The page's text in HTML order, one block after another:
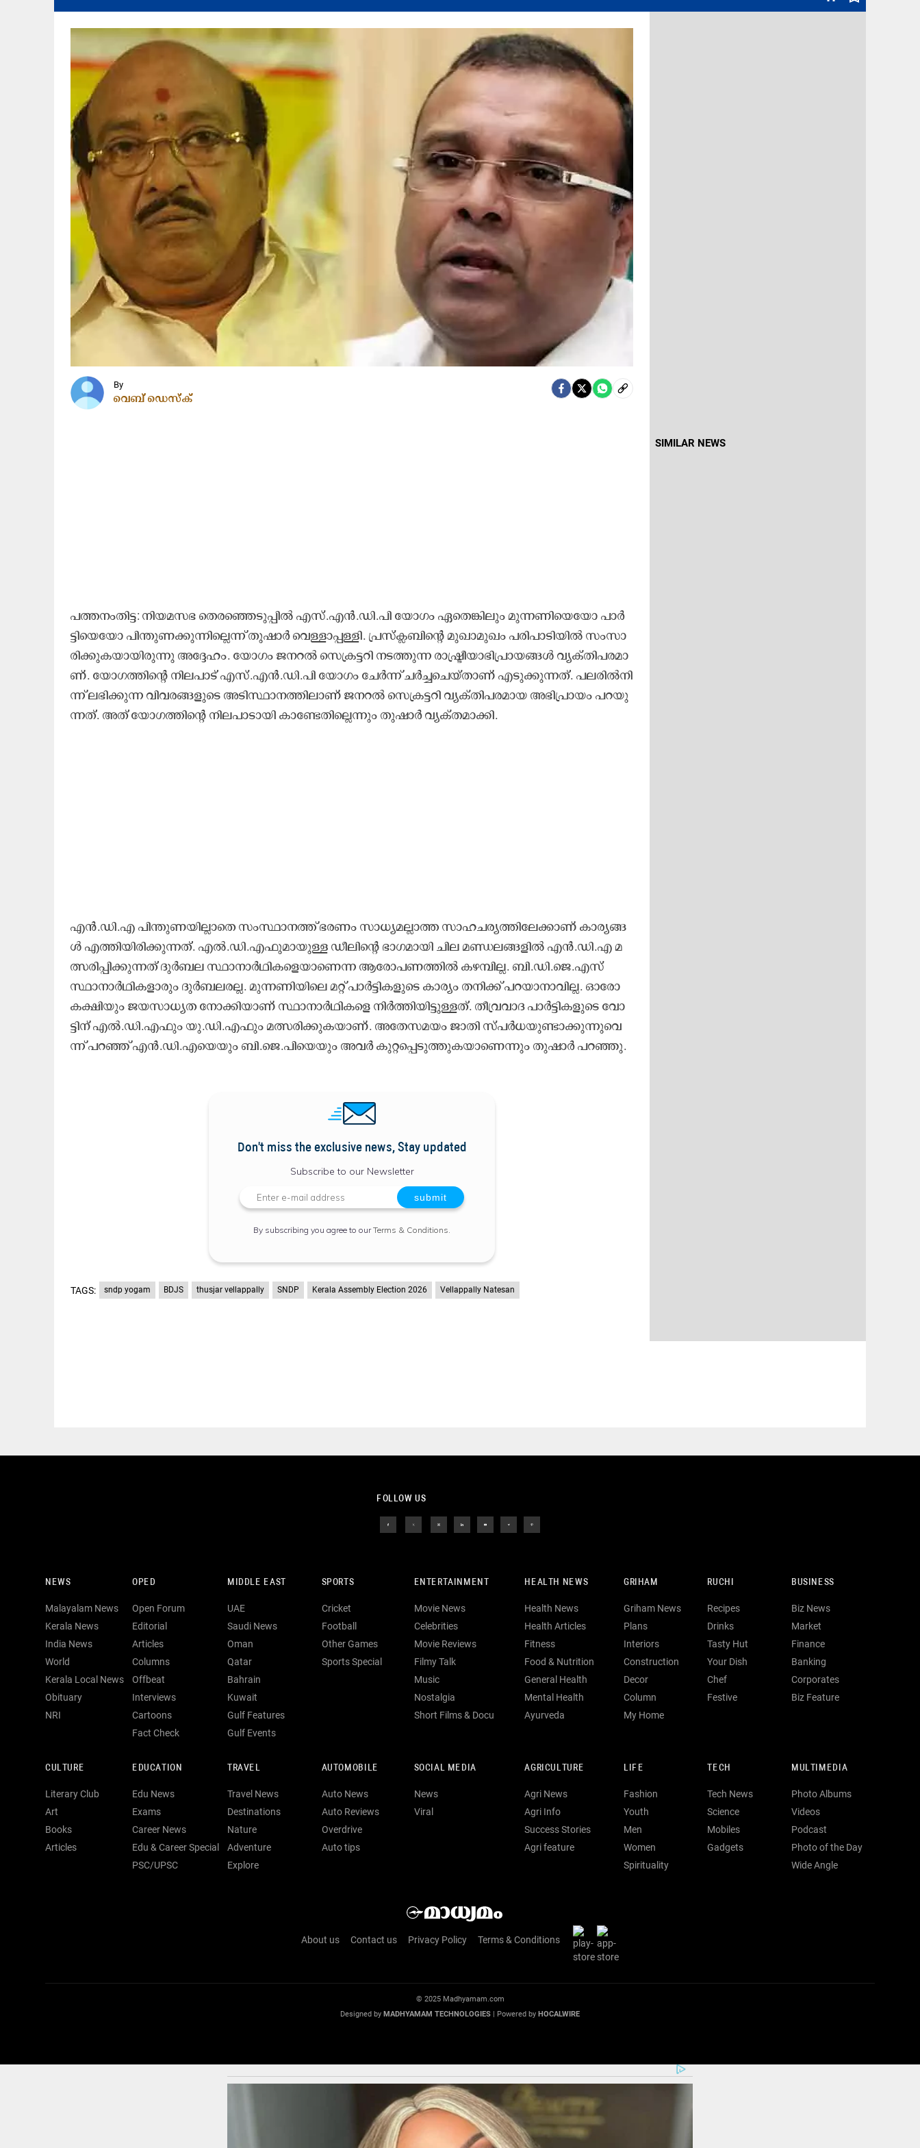
By
വെബ് ഡെസ്ക്
പ​ത്ത​നം​തി​ട്ട: നി​യ​മ​സ​ഭ തെ​ര​ഞ്ഞെ​ടു​പ്പി​ൽ എ​സ്.​എ​ൻ.​ഡി.​പി യോ​ഗം ഏ​തെ​ങ്കി​ലും മു​ന്ന​ണി​യെ​യോ പാ​ർ​
ട്ടി​യെ​യോ പി​ന്തു​ണ​ക്കു​ന്നി​ല്ലെ​ന്ന്​ തു​ഷാ​ർ വെ​ള്ളാ​പ്പ​ള്ളി. പ്ര​സ്​​ക്ല​ബി​ന്‍റെ മു​ഖാ​മു​ഖം പ​രി​പാ​ടി​യി​ൽ സം​സാ​
രി​ക്കു​ക​യാ​യി​രു​ന്നു അ​ദ്ദേ​ഹം. യോ​ഗം ജ​ന​റ​ൽ സെ​ക്ര​ട്ട​റി ന​ട​ത്തു​ന്ന രാ​ഷ്ട്രീ​യാ​ഭി​പ്രാ​യ​ങ്ങ​ൾ വ്യ​ക്​​തി​പ​ര​മാ​
ണ്. യോ​ഗ​ത്തി​ന്‍റെ നി​ല​പാ​ട്​ എ​സ്.​എ​ൻ.​ഡി.​പി യോ​ഗം ചേ​ർ​ന്ന്​ ച​ർ​ച്ച​ചെ​യ്താ​ണ്​ എ​ടു​ക്കു​ന്ന​ത്. പ​ല​രി​ൽ​നി​
ന്ന്​ ല​ഭി​ക്കു​ന്ന വി​വ​ര​ങ്ങ​ളു​ടെ അ​ടി​സ്ഥാ​ന​ത്തി​ലാ​ണ്​ ജ​ന​റ​ൽ സെ​ക്ര​ട്ട​റി വ്യ​ക്​​തി​പ​ര​മാ​യ അ​ഭി​പ്രാ​യം പ​റ​യു​
ന്ന​ത്. അ​ത് യോ​ഗ​ത്തി​ന്റെ നി​ല​പാ​ടാ​യി കാ​ണ്ടേ​തി​ല്ലെ​ന്നും തു​ഷാ​ർ വ്യ​ക്​​ത​മാ​ക്കി.
എ​ൻ.​ഡി.​എ പി​ന്തു​ണ​യി​ല്ലാ​തെ സം​സ്ഥാ​ന​ത്ത്​ ഭ​ര​ണം സാ​ധ്യ​മ​ല്ലാ​ത്ത സാ​ഹ​ച​ര്യ​ത്തി​ലേ​ക്കാ​ണ്​ കാ​ര്യ​ങ്ങ​
ൾ എ​ത്തി​യി​രി​ക്കു​ന്ന​ത്. എ​ൽ.​ഡി.​എ​ഫു​മാ​യു​ള്ള ഡീ​ലി​ന്‍റെ ഭാ​ഗ​മാ​യി ചി​ല മ​ണ്ഡ​ല​ങ്ങ​ളി​ൽ എ​ൻ.​ഡി.​എ മ​
ത്സ​രി​പ്പി​ക്കു​ന്ന​ത്​ ദു​ർ​ബ​ല സ്ഥാ​നാ​ർ​ഥി​ക​ളെ​യാ​ണെ​ന്ന ആ​രോ​പ​ണ​ത്തി​ൽ ക​ഴ​മ്പി​ല്ല. ബി.​ഡി.​ജെ.​എ​സ്​
സ്ഥാ​നാ​ർ​ഥി​ക​ളാ​രും ദു​ർ​ബ​ല​ര​ല്ല. മു​ന്ന​ണി​യി​ലെ മ​റ്റ്​ പാ​ർ​ട്ടി​ക​ളു​ടെ കാ​ര്യം ത​നി​ക്ക്​ പ​റ​യാ​നാ​വി​ല്ല. ഓ​രോ
ക​ക്ഷി​യും ജ​യ​സാ​ധ്യ​ത നോ​ക്കി​യാ​ണ്​​ സ്ഥാ​നാ​ർ​ഥി​ക​ളെ നി​ർ​ത്തി​യി​ട്ടു​ള്ള​ത്. തീ​വ്ര​വാ​ദ പാ​ർ​ട്ടി​ക​ളു​ടെ വോ​
ട്ടി​ന്​ എ​ൽ.​ഡി.​എ​ഫും യു.​ഡി.​എ​ഫും മ​ത്സ​രി​ക്കു​ക​യാ​ണ്. അ​തേ​സ​മ​യം ജാ​തി സ്പ​ർ​ധ​യു​ണ്ടാ​ക്കു​ന്നു​വെ​
ന്ന്​ പ​റ​ഞ്ഞ്​ എ​ൻ.​ഡി.​എ​യെ​യും ബി.​ജെ.​പി​യെ​യും അ​വ​ർ കു​റ്റ​പ്പെ​ടു​ത്തു​ക​യാ​ണെ​ന്നും തു​ഷാ​ർ പ​റ​ഞ്ഞു.
Don't miss the exclusive news, Stay updated
Subscribe to our Newsletter
By subscribing you agree to ourTerms & Conditions
TAGS: sndp yogam BDJS thusjar vellappally SNDP Kerala Assembly Election 2026 Vellappally Natesan
SIMILAR NEWS
FOLLOW US
NEWS
Malayalam News
Kerala News
India News
World
Kerala Local News
Obituary
NRI
OPED
Open Forum
Editorial
Articles
Columns
Offbeat
Interviews
Cartoons
Fact Check
MIDDLE EAST
UAE
Saudi News
Oman
Qatar
Bahrain
Kuwait
Gulf Features
Gulf Events
SPORTS
Cricket
Football
Other Games
Sports Special
ENTERTAINMENT
Movie News
Celebrities
Movie Reviews
Filmy Talk
Music
Nostalgia
Short Films & Docu
HEALTH NEWS
Health News
Health Articles
Fitness
Food & Nutrition
General Health
Mental Health
Ayurveda
GRIHAM
Griham News
Plans
Interiors
Construction
Decor
Column
My Home
RUCHI
Recipes
Drinks
Tasty Hut
Your Dish
Chef
Festive
BUSINESS
Biz News
Market
Finance
Banking
Corporates
Biz Feature
CULTURE
Literary Club
Art
Books
Articles
EDUCATION
Edu News
Exams
Career News
Edu & Career Special
PSC/UPSC
TRAVEL
Travel News
Destinations
Nature
Adventure
Explore
AUTOMOBILE
Auto News
Auto Reviews
Overdrive
Auto tips
SOCIAL MEDIA
News
Viral
AGRICULTURE
Agri News
Agri Info
Success Stories
Agri feature
LIFE
Fashion
Youth
Men
Women
Spirituality
TECH
Tech News
Science
Mobiles
Gadgets
MULTIMEDIA
Photo Albums
Videos
Podcast
Photo of the Day
Wide Angle
About us Contact us Privacy Policy Terms & Conditions
© 2025 Madhyamam.com
Designed by MADHYAMAM TECHNOLOGIES | Powered by HOCALWIRE